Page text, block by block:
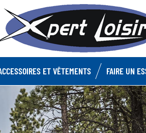
ET VÊTEMENTS FAIRE UN